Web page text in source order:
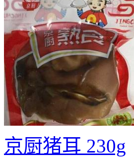
京厨猪耳 230g